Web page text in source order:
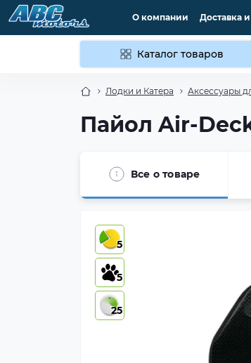
О компании Доставка
Каталог товаров
Лодки и Катера Аксессуары
Пайол Air-
Все о товаре
5
5
25